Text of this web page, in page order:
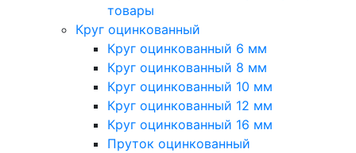
товары
Круг оцинкованный
Круг оцинкованный 6 мм
Круг оцинкованный 8 мм
Круг оцинкованный 10 мм
Круг оцинкованный 12 мм
Круг оцинкованный 16 мм
Пруток оцинкованный